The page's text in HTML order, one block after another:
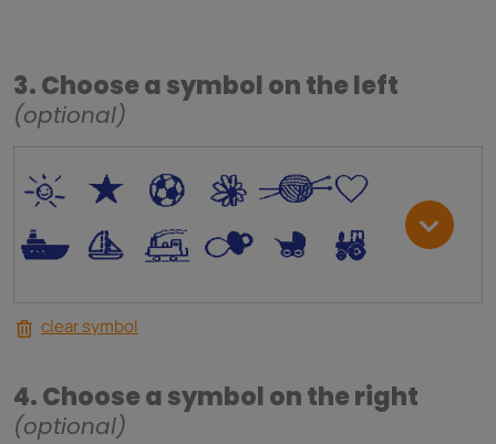
3. Choose a symbol on the left
(optional)
* V C + WU
. < ; S R M
clear symbol
4. Choose a symbol on the right
(optional)